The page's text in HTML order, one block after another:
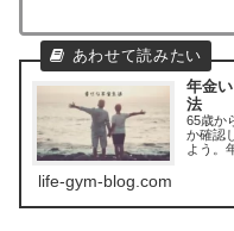
年金
法
65歳か
か確認
よう。
登録
life-gym-blog.com